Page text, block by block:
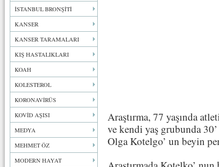
İSTANBUL BRONŞİTİ
KANSER
KANSER TARAMALARI
KIŞ HASTALIKLARI
KOAH
KOLESTEROL
KORONAVİRÜS
KOVİD AŞISI
MEDYA
MEHMET ÖZ
MODERN HAYAT
Araştırma, 77 yaşında
ve kendi yaş grubunda
Olga Kotelgo’ un beyin